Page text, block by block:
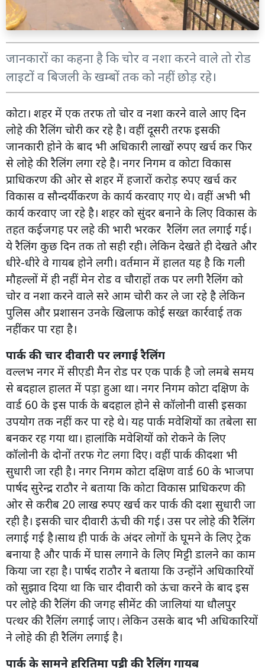
जानकारों का कहना है कि चोर व नशा करने वाले तो रोड
लाइटों व बिजली के खम्बों तक को नहीं छोड़ रहे।
कोटा। शहर में एक तरफ तो चोर व नशा करने वाले आए दिन
लोहे की रैलिंग चोरी कर रहे है। वहीं दूसरी तरफ इसकी
जानकारी होने के बाद भी अधिकारी लाखों रुपए खर्च कर फिर
से लोहे की रैलिंग लगा रहे है। नगर निगम व कोटा विकास
प्राधिकरण की ओर से शहर में हजारों करोड़ रुपए खर्च कर
विकास व सौन्दर्यीकरण के कार्य करवाए गए थे। वहीं अभी भी
कार्य करवाए जा रहे है। शहर को सुंदर बनाने के लिए विकास के
तहत कईजगह पर लहे की भारी भरकर रैलिंग लत लगाई गई।
ये रैलिंग कुछ दिन तक तो सही रही। लेकिन देखते ही देखते और
धीरे-धीरे वे गायब होने लगी। वर्तमान में हालत यह है कि गली
मौहल्लों में ही नहीं मेन रोड व चौराहों तक पर लगी रैलिंग को
चोर व नशा करने वाले सरे आम चोरी कर ले जा रहे है लेकिन
पुलिस और प्रशासन उनके खिलाफ कोई सख्त कार्रवाई तक
नहींकर पा रहा है।
पार्क की चार दीवारी पर लगाई रैलिंग
वल्लभ नगर में सीएडी मैन रोड पर एक पार्क है जो लमबे समय
से बदहाल हालत में पड़ा हुआ था। नगर निगम कोटा दक्षिण के
वार्ड 60 के इस पार्क के बदहाल होने से कॉलोनी वासी इसका
उपयोग तक नहीं कर पा रहे थे। यह पार्क मवेशियों का तबेला सा
बनकर रह गया था। हालांकि मवेशियों को रोकने के लिए
कॉलोनी के दोनों तरफ गेट लगा दिए। वहीं पार्क कीदशा भी
सुधारी जा रही है। नगर निगम कोटा दक्षिण वार्ड 60 के भाजपा
पार्षद सुरेन्द्र राठौर ने बताया कि कोटा विकास प्राधिकरण की
ओर से करीब 20 लाख रुपए खर्च कर पार्क की दशा सुधारी जा
रही है। इसकी चार दीवारी ऊंची की गई। उस पर लोहे की रैलिंग
लगाई गई है।साथ ही पार्क के अंदर लोगों के घूमने के लिए ट्रेक
बनाया है और पार्क में घास लगाने के लिए मिट्टी डालने का काम
किया जा रहा है। पार्षद राठौर ने बताया कि उन्होंने अधिकारियों
को सुझाव दिया था कि चार दीवारी को ऊंचा करने के बाद इस
पर लोहे की रैलिंग की जगह सीमेंट की जालियां या धौलपुर
पत्थर की रैलिंग लगाई जाए। लेकिन उसके बाद भी अधिकारियों
ने लोहे की ही रैलिंग लगाई है।
पार्क के सामने हरितिमा पट्टी की रैलिंग गायब